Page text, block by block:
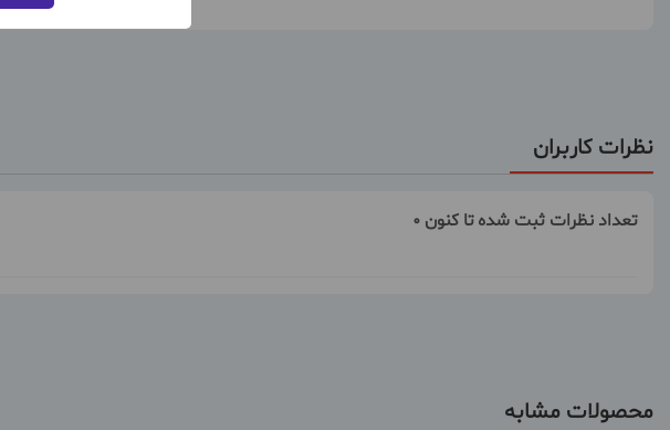
نظرات کاربران
تعداد نظرات ثبت شده تا کنون 0
محصولات مشابه